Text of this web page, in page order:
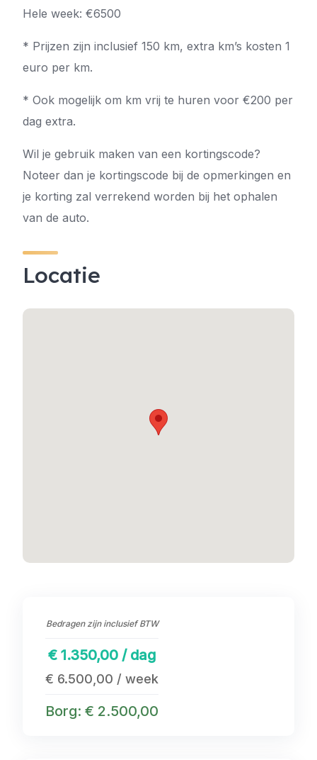
Hele week: €6500
* Prijzen zijn inclusief 150 km, extra km’s kosten 1
euro per km.
* Ook mogelijk om km vrij te huren voor €200 per
dag extra.
Wil je gebruik maken van een kortingscode?
Noteer dan je kortingscode bij de opmerkingen en
je korting zal verrekend worden bij het ophalen
van de auto.
Locatie
Bedragen zijn inclusief BTW
€ 1.350,00 / dag
€ 6.500,00 / week
Borg: € 2.500,00